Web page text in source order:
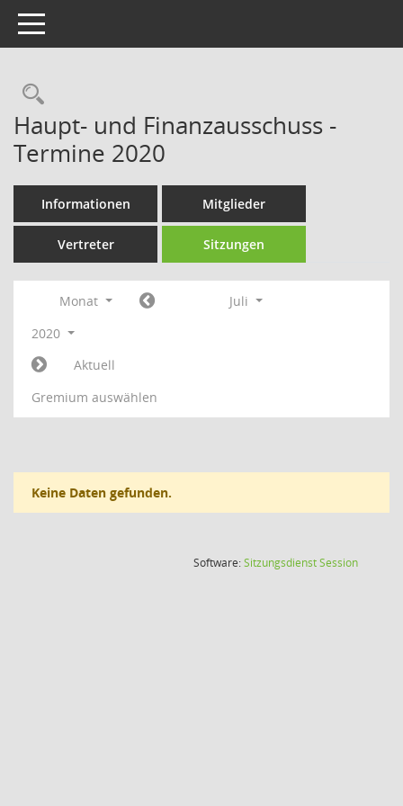
Toggle navigation
Rechercheauswahl
Haupt- und Finanzausschuss -
Termine 2020
Informationen Mitglieder
Vertreter Sitzungen
Monat
Juli
2020
Aktuell
Gremium auswählen
Keine Daten gefunden.
Software:SitzungsdienstSession(Wird in